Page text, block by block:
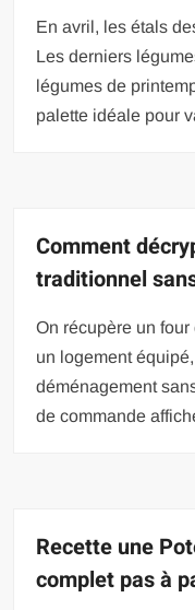
En avril, les étals
Les derniers
légumes de
palette idéale pour
Comment
traditionnel
On récupère un
un logement
déménagement
de commande
Recette une
complet pas à